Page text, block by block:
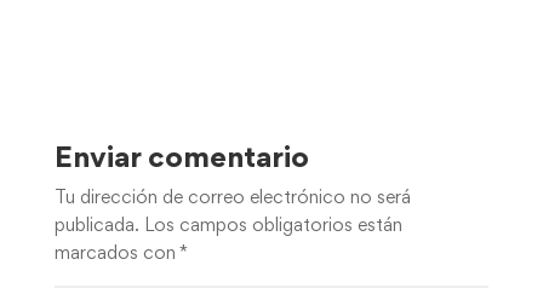
Enviar comentario
Tu dirección de correo electrónico no será
publicada. Los campos obligatorios están
marcados con *